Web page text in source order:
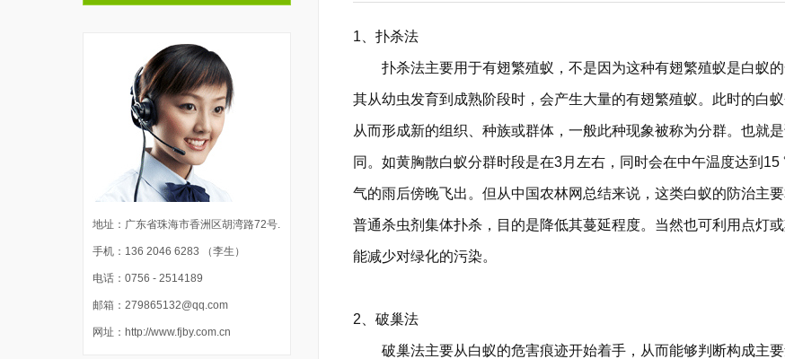
地址：广东省珠海市香洲区胡湾路72号.
手机：136 2046 6283 （李生）
电话：0756 - 2514189
邮箱：279865132@qq.com
网址：http://www.fjby.com.cn
1、扑杀法
扑杀法主要用于有翅繁殖蚁，不是因为这种有翅繁殖蚁是白蚁的
其从幼虫发育到成熟阶段时，会产生大量的有翅繁殖蚁。此时的白
从而形成新的组织、种族或群体，一般此种现象被称为分群。也就
同。如黄胸散白蚁分群时段是在3月左右，同时会在中午温度达到
气的雨后傍晚飞出。但从中国农林网总结来说，这类白蚁的防治主
普通杀虫剂集体扑杀，目的是降低其蔓延程度。当然也可利用点灯
能减少对绿化的污染。
2、破巢法
破巢法主要从白蚁的危害痕迹开始着手，从而能够判断构成主要